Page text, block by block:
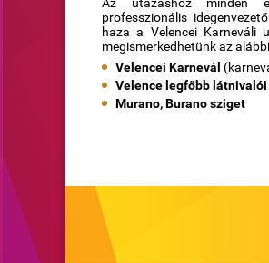
professzionális
haza a Velencei Karneváli
megismerkedhetünk az
Velencei Karnevál
Velence legfőbb látnivalói
Murano, Burano sziget